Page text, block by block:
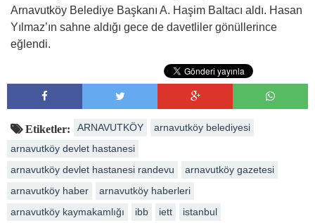
Arnavutköy Belediye Başkanı A. Haşim Baltacı aldı. Hasan
Yılmaz’ın sahne aldığı gece de davetliler gönüllerince
eğlendi.
Etiketler: ARNAVUTKÖY
arnavutköy belediyesi
arnavutköy devlet hastanesi
arnavutköy devlet hastanesi randevu
arnavutköy gazetesi
arnavutköy haber
arnavutköy haberleri
arnavutköy kaymakamlığı
ibb iett
istanbul